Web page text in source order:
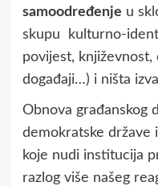
samoodređenje u
skupu kulturno-
povijest, književnost,
događaji…) i ništa
Obnova građanskog
demokratske države
koje nudi institucija
razlog više našeg